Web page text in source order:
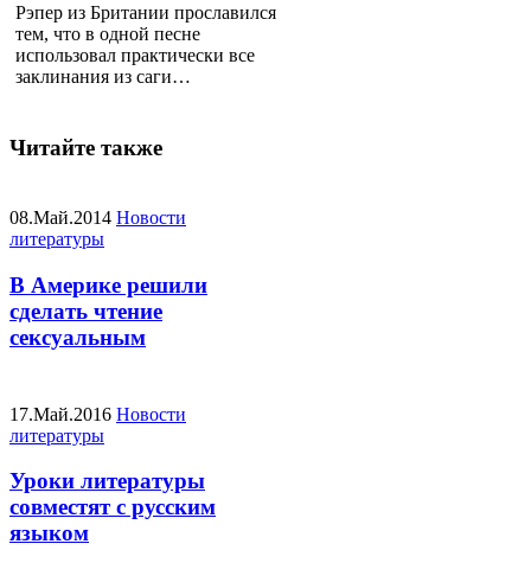
Рэпер из Британии прославился
тем, что в одной песне
использовал практически все
заклинания из саги…
Читайте также
08.Май.2014 Новости
литературы
В Америке решили
сделать чтение
сексуальным
17.Май.2016 Новости
литературы
Уроки литературы
совместят с русским
языком